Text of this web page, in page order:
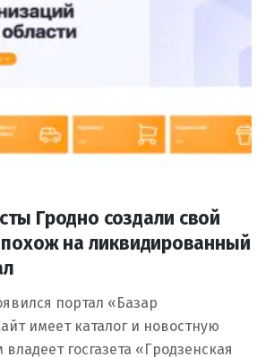
Гродно создали свой
похож на ликвидированный
портал «Базар
имеет каталог и новостную
госгазета «Гродзенская